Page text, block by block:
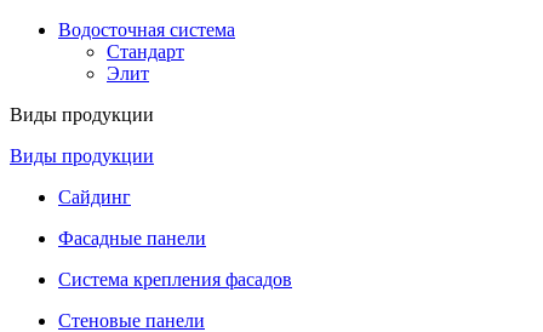
Водосточная система
Стандарт
Элит
Виды продукции
Виды продукции
Сайдинг
Фасадные панели
Система крепления фасадов
Стеновые панели